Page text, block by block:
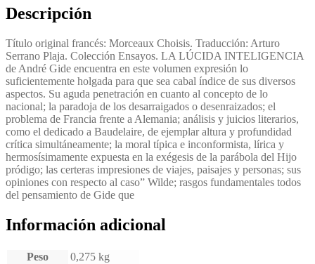
Descripción
Título original francés: Morceaux Choisis. Traducción: Arturo
Serrano Plaja. Colección Ensayos. LA LÚCIDA INTELIGENCIA
de André Gide encuentra en este volumen expresión lo
suficientemente holgada para que sea cabal índice de sus diversos
aspectos. Su aguda penetración en cuanto al concepto de lo
nacional; la paradoja de los desarraigados o desenraizados; el
problema de Francia frente a Alemania; análisis y juicios literarios,
como el dedicado a Baudelaire, de ejemplar altura y profundidad
crítica simultáneamente; la moral típica e inconformista, lírica y
hermosísimamente expuesta en la exégesis de la parábola del Hijo
pródigo; las certeras impresiones de viajes, paisajes y personas; sus
opiniones con respecto al caso” Wilde; rasgos fundamentales todos
del pensamiento de Gide que
Información adicional
Peso
0,275 kg